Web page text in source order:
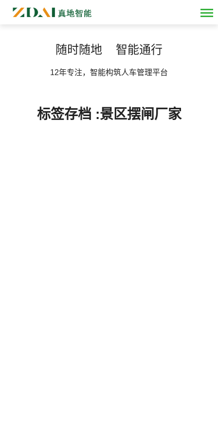
随时随地 智能通行
12年专注，智能构筑人车管理平台
标签存档 :景区摆闸厂家